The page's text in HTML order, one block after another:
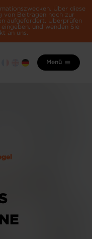
Über diese
von Beiträgen noch zur
aufgefordert. Überprüfen
und wenden Sie
an uns.
Menü